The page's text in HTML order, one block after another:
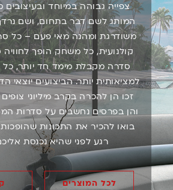
צפייה גבוהה במיוחד
המותג לשם דבר בתחום, ושם נרדף
משודרגת ומהנה מאי פעם – כל
קולנועית, כל משחק הופך לחוויה
סדרה מקבלת מימד חד יותר, כל
למציאותית יותר. הביצועים יוצאי
זכו הן להכרה בקרב מיליוני
והן בפרסים נחשבים על סדרות
בואו להכיר את התכונות
רגע לפני שהיא נכנסת
לכל המוצרים